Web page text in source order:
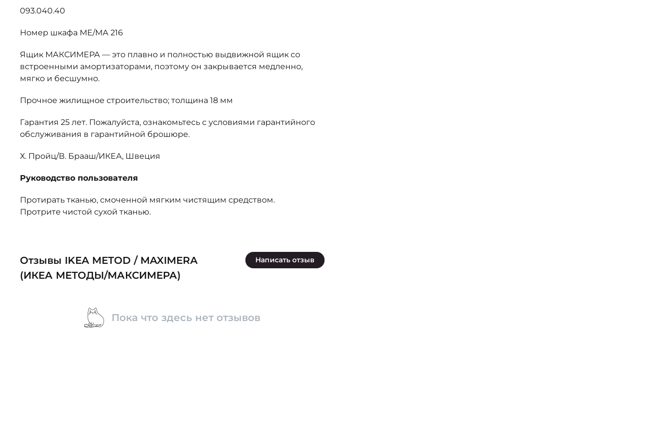
093.040.40
Номер шкафа МЕ/МА 216
Ящик МАКСИМЕРА — это плавно и полностью выдвижной ящик со
встроенными амортизаторами, поэтому он закрывается медленно,
мягко и бесшумно.
Прочное жилищное строительство; толщина 18 мм
Гарантия 25 лет. Пожалуйста, ознакомьтесь с условиями гарантийного
обслуживания в гарантийной брошюре.
Х. Пройц/В. Брааш/ИКЕА, Швеция
Руководство пользователя
Протирать тканью, смоченной мягким чистящим средством.
Протрите чистой сухой тканью.
Отзывы IKEA METOD / MAXIMERA
(ИКЕА МЕТОДЫ/МАКСИМЕРА)
Написать отзыв
Пока что здесь нет отзывов